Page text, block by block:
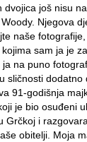
dvojica još nisu
Njegova
naše
sam ja je
na puno
sličnosti
91-godišnja
je bio osuđeni
Grčkoj i
obitelji. Moja